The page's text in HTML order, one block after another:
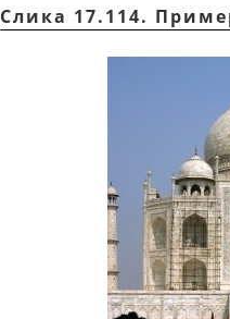
Слика 17.114.